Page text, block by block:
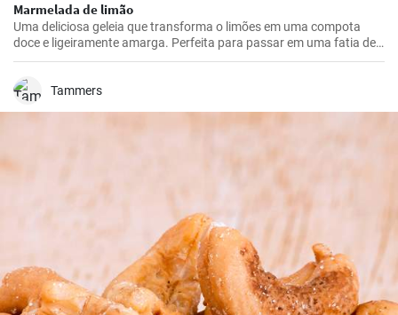
Marmelada de limão
Uma deliciosa geleia que transforma o limões em uma compota
doce e ligeiramente amarga. Perfeita para passar em uma fatia de
pão torrado ou usar como recheio para sobremesas.
Tammers